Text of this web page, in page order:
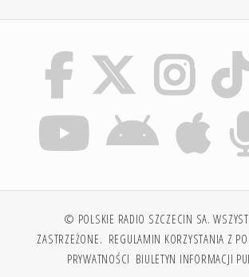
© POLSKIE RADIO SZCZECIN SA.
ZASTRZEŻONE. REGULAMIN KORZYSTANIA Z
PRYWATNOŚCI BIULETYN INFORMACJI